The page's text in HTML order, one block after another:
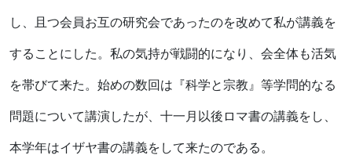
し、且つ会員お互の研究会であったのを改めて私が講義を
することにした。私の気持が戦闘的になり、会全体も活気
を帯びて来た。始めの数回は『科学と宗教』等学問的なる
問題について講演したが、十一月以後ロマ書の講義をし、
本学年はイザヤ書の講義をして来たのである。